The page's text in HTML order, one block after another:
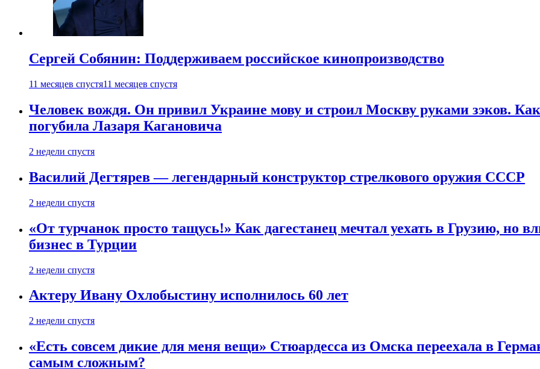
Сергей Собянин: Поддерживаем российское кинопроизводство
11 месяцев спустя11 месяцев спустя
Человек вождя. Он привил Украине мову и строил Москву руками зэков.
погубила Лазаря Кагановича
2 недели спустя
Василий Дегтярев — легендарный конструктор стрелкового оружия СССР
2 недели спустя
«От турчанок просто тащусь!» Как дагестанец мечтал уехать в Грузию, но
бизнес в Турции
2 недели спустя
Актеру Ивану Охлобыстину исполнилось 60 лет
2 недели спустя
«Есть совсем дикие для меня вещи» Стюардесса из Омска переехала в
самым сложным?